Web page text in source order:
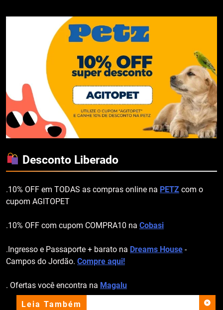
Leia Também
Desconto Liberado
.10% OFF em TODAS as compras online na PETZ com o
cupom AGITOPET
.10% OFF com cupom COMPRA10 na Cobasi
.Ingresso e Passaporte + barato na Dreams House -
Campos do Jordão. Compre aqui!
. Ofertas você encontra na Magalu
apoio institucional